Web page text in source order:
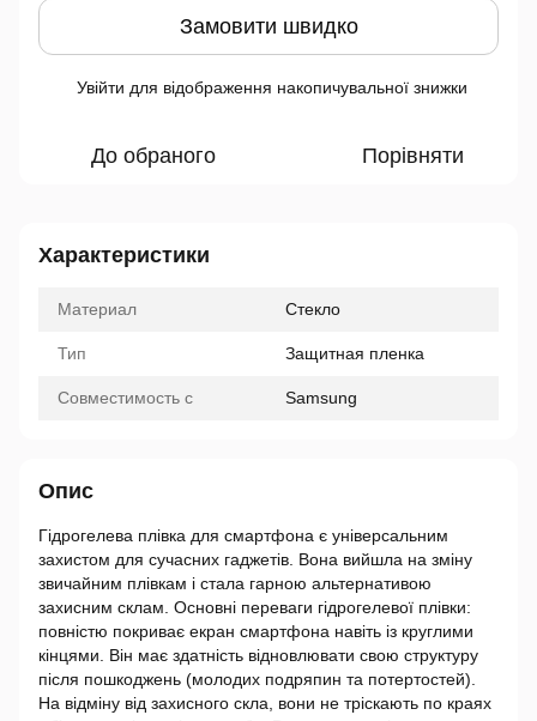
Замовити швидко
Увійти для відображення накопичувальної знижки
До обраного Порівняти
Характеристики
Материал Стекло
Тип Защитная пленка
Совместимость с Samsung
Опис
Гідрогелева плівка для смартфона є універсальним
захистом для сучасних гаджетів. Вона вийшла на зміну
звичайним плівкам і стала гарною альтернативою
захисним склам. Основні переваги гідрогелевої плівки:
повністю покриває екран смартфона навіть із круглими
кінцями. Він має здатність відновлювати свою структуру
після пошкоджень (молодих подряпин та потертостей).
На відміну від захисного скла, вони не тріскають по краях